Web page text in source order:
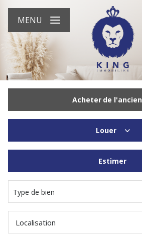
MENU
Acheter de l'ancien
Du neuf
Louer
De l'immo pro
Estimer
Type de bien
Localisation